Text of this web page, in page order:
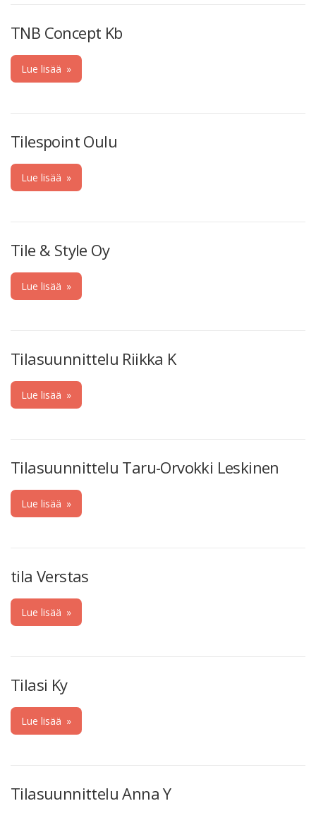
TNB Concept Kb
Lue lisää »
Tilespoint Oulu
Lue lisää »
Tile & Style Oy
Lue lisää »
Tilasuunnittelu Riikka K
Lue lisää »
Tilasuunnittelu Taru-Orvokki Leskinen
Lue lisää »
tila Verstas
Lue lisää »
Tilasi Ky
Lue lisää »
Tilasuunnittelu Anna Y